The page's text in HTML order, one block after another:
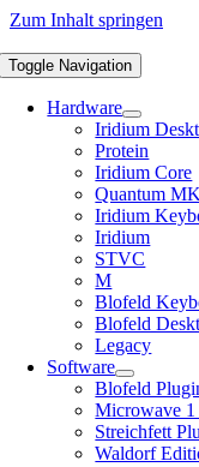
Zum Inhalt springen
Toggle Navigation
Hardware
Iridium
Protein
Iridium Core
Quantum
Iridium
Iridium
STVC
M
Blofeld
Blofeld
Legacy
Software
Blofeld
Microwave 1
Streichfett
Waldorf